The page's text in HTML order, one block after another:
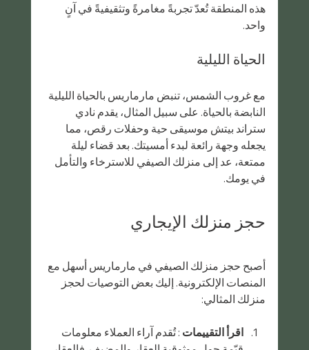
هذه المنطقة تُعدّ تجربةً مغامرةً وتثقيفيةً في آنٍ
واحد.
الحياة الليلية
مع غروب الشمس، تنبض مارماريس بالحياة الليلية
النابضة بالحياة. على سبيل المثال، يقدم نادي
ستراند بيتش موسيقى حية وحفلات رقص، مما
يجعله وجهة رائعة لبدء أمسيتك. بعد قضاء ليلة
ممتعة، عد إلى منزلك الصيفي للاسترخاء والتأمل
في يومك.
حجز منزلك الإيجاري
أصبح حجز منزلك الصيفي في مارماريس أسهل مع
المنصات الإلكترونية. إليك بعض التوصيات لحجز
منزلك المثالي:
اقرأ التقييمات : تُقدم آراء العملاء معلومات